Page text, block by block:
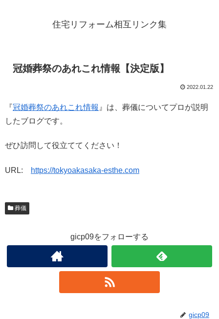
住宅リフォーム相互リンク集
冠婚葬祭のあれこれ情報【決定版】
2022.01.22
『冠婚葬祭のあれこれ情報 』は、葬儀についてプロが説明
したブログです。
ぜひ訪問して役立ててください！
URL: https://tokyoakasaka-esthe.com
葬儀
gicp09をフォローする
gicp09